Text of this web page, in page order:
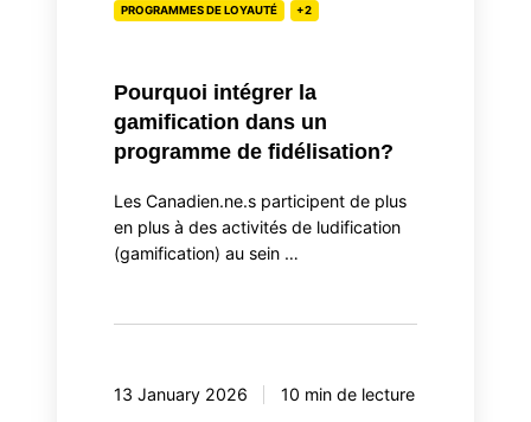
PROGRAMMES DE LOYAUTÉ +2
Pourquoi intégrer la
gamification dans un
programme de fidélisation?
Les Canadien.ne.s participent de plus
en plus à des activités de ludification
(gamification) au sein …
13 January 2026 10 min de lecture